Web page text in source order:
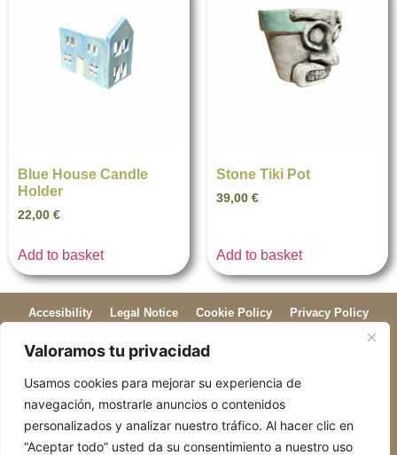
Valoramos tu privacidad
Usamos cookies para mejorar su experiencia de
navegación, mostrarle anuncios o contenidos
personalizados y analizar nuestro tráfico. Al hacer clic en
“Aceptar todo” usted da su consentimiento a nuestro uso
Blue House Candle
Holder
22,00 €
Add to basket
Stone Tiki Pot
39,00 €
Add to basket
Accesibility Legal Notice Cookie Policy Privacy Policy
Return Policy Shipping Policy
ogiroguy@gmail.com
+34 631 89 71 07
C. del Doctor Gil i Morte, 15, pta 2, Extramurs, 46007 València